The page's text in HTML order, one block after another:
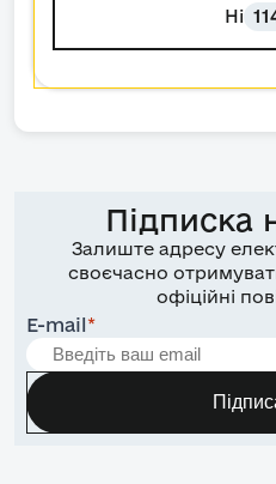
Ні
Підписка
Залиште адресу
своєчасно
офіційні
E-mail*